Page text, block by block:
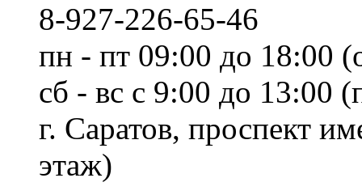
8-927-226-65-46
пн - пт 09:00 до 18:00
сб - вс с 9:00 до 13:00
г. Саратов, проспект
этаж)